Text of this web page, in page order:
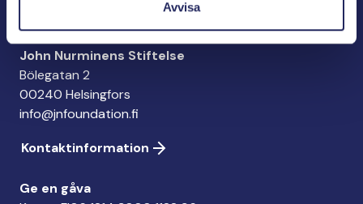
Avvisa
John Nurminens Stiftelse
Bölegatan 2
00240 Helsingfors
info@jnfoundation.fi
Kontaktinformation
Ge en gåva